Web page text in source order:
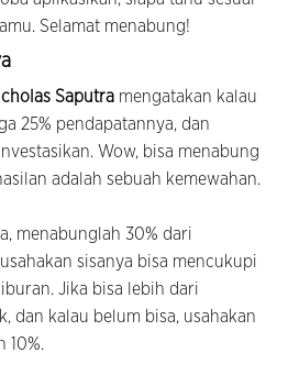
Selamat menabung!
Saputra mengatakan kalau
25% pendapatannya, dan
Wow, bisa menabung
adalah sebuah kemewahan.
menabunglah 30% dari
sisanya bisa mencukupi
Jika bisa lebih dari
dan kalau belum bisa, usahakan
10%.